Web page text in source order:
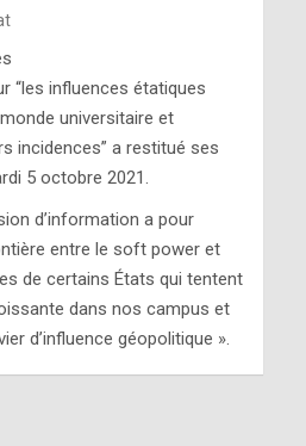
“les influences étatiques
universitaire et
incidences” a restitué ses
5 octobre 2021.
d’information a pour
entre le soft power et
de certains États qui tentent
dans nos campus et
d’influence géopolitique ».